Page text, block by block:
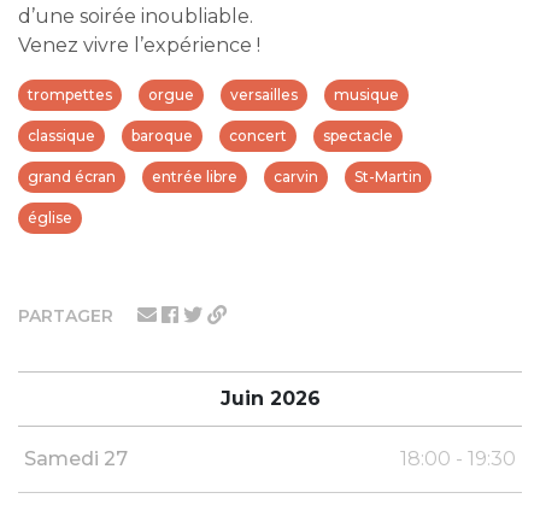
PARTAGER
Juin 2026
Samedi 27 18:00 - 19:30
d’une soirée inoubliable.
Venez vivre l’expérience !
trompettes orgue versailles musique
classique baroque concert spectacle
grand écran entrée libre carvin St-Martin
église